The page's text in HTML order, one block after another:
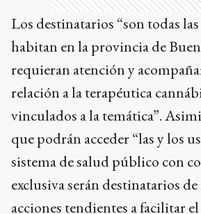
Los destinatarios “son todas
habitan en la provincia de
requieran atención y
relación a la terapéutica
vinculados a la temática”.
que podrán acceder “las y los
sistema de salud público con
exclusiva serán destinatarios de
acciones tendientes a facilitar el